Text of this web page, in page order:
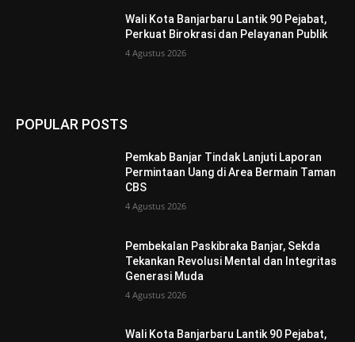
Wali Kota Banjarbaru Lantik 90 Pejabat,
Perkuat Birokrasi dan Pelayanan Publik
4 Agustus 2026
POPULAR POSTS
Pemkab Banjar Tindak Lanjuti Laporan
Permintaan Uang di Area Bermain Taman
CBS
4 Agustus 2026
Pembekalan Paskibraka Banjar, Sekda
Tekankan Revolusi Mental dan Integritas
Generasi Muda
4 Agustus 2026
Wali Kota Banjarbaru Lantik 90 Pejabat,